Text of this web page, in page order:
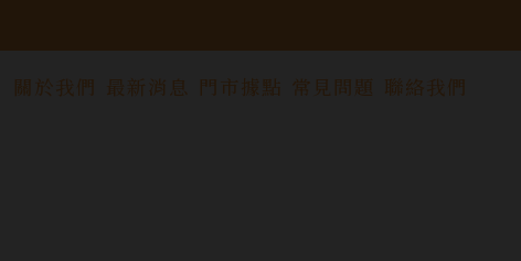
關於我們 最新消息 門市據點 常見問題 聯絡我們